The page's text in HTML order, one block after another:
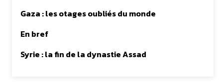
Gaza : les otages oubliés du monde
En bref
Syrie : la fin de la dynastie Assad